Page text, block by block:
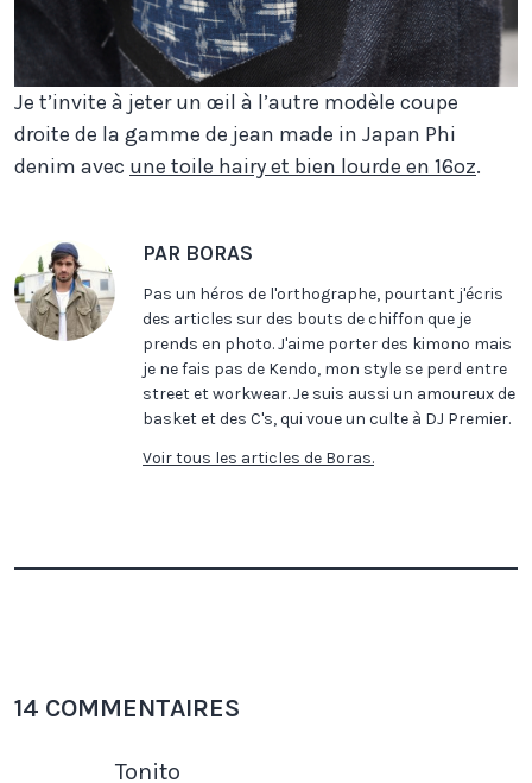
Je t’invite à jeter un œil à l’autre modèle coupe
droite de la gamme de jean made in Japan Phi
denim avec une toile hairy et bien lourde en 16oz.
PAR BORAS
Pas un héros de l'orthographe, pourtant j'écris
des articles sur des bouts de chiffon que je
prends en photo. J'aime porter des kimono mais
je ne fais pas de Kendo, mon style se perd entre
street et workwear. Je suis aussi un amoureux de
basket et des C's, qui voue un culte à DJ Premier.
Voir tous les articles de Boras.
14 COMMENTAIRES
Tonito